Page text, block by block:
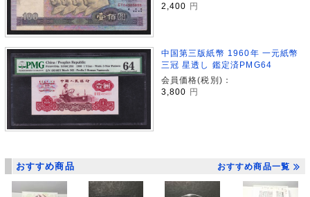
2,400 円
中国第三版紙幣 1960年 一元紙幣
三冠 星透し 鑑定済PMG64
会員価格(税別)：
3,800 円
おすすめ商品 おすすめ商品一覧